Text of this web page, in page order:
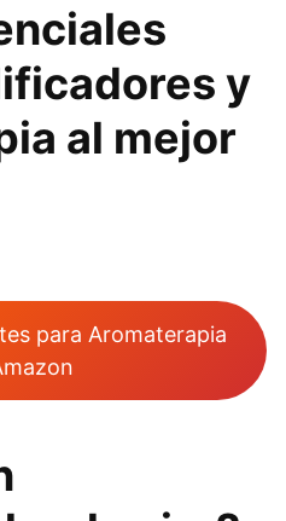
y
al mejor
para Aromaterapia